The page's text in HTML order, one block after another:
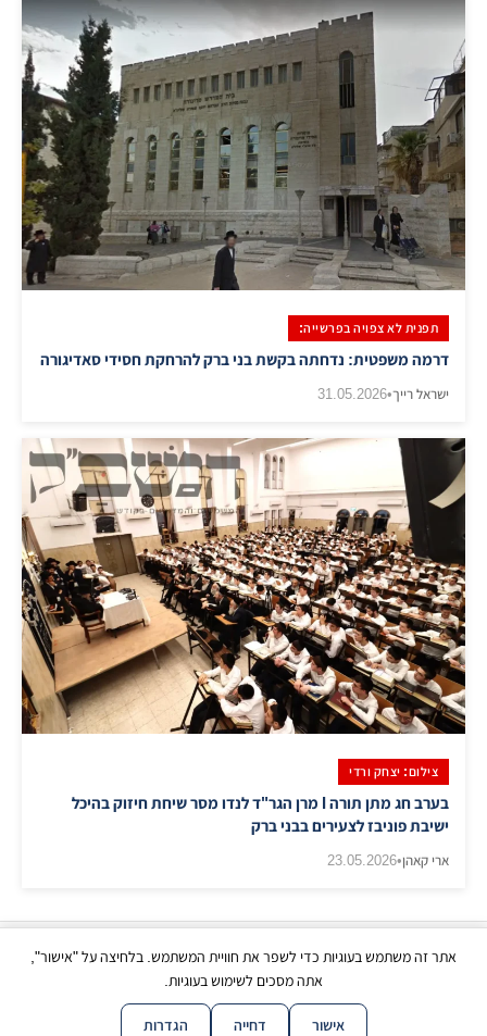
תפנית לא צפויה בפרשייה:
דרמה משפטית: נדחתה בקשת בני ברק להרחקת חסידי סאדיגורה
ישראל רייך•
31.05.2026
צילום: יצחק ורדי
בערב חג מתן תורה I מרן הגר"ד לנדו מסר שיחת חיזוק בהיכל
ישיבת פוניבז לצעירים בבני ברק
ארי קאהן•
23.05.2026
אתר זה משתמש בעוגיות כדי לשפר את חוויית המשתמש. בלחיצה על "אישור",
אתה מסכים לשימוש בעוגיות.
אישור דחייה הגדרות
כל הזכויות שמורות | © בני ברק עכשיו 2026
צור קשר|תנאי שימוש|פרטיות נגישות |מפת אתר